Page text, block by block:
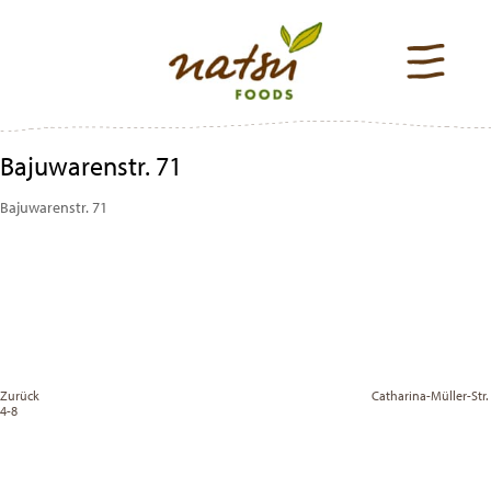
Bajuwarenstr. 71
Bajuwarenstr. 71
Zurück
Catharina-Müller-Str.
4-8